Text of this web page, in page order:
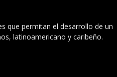
que permitan el desarrollo de un
latinoamericano y caribeño.